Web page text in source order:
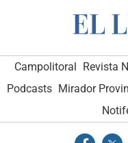
Campolitoral Revista
Podcasts Mirador